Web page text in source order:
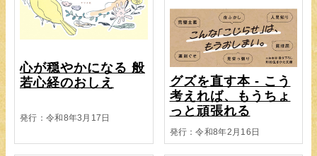
心が穏やかになる 般
若心経のおしえ
発行：令和8年3月17日
グズを直す本 - こう
考えれば、もうちょ
っと頑張れる
発行：令和8年2月16日